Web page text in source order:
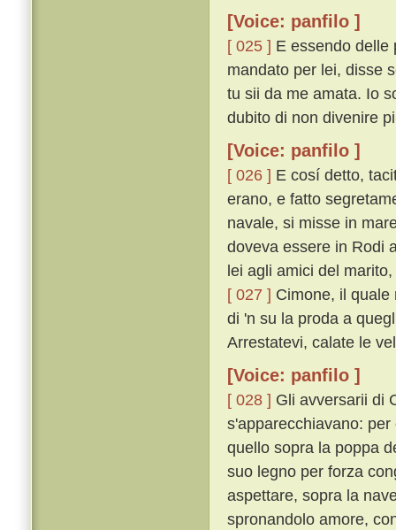
[Voice: panfilo ]
[ 025 ] E essendo delle
mandato per lei, disse
tu sii da me amata. Io
dubito di non divenire
[Voice: panfilo ]
[ 026 ] E cosí detto,
erano, e fatto
navale, si misse in
doveva essere in Rodi
lei agli amici del
[ 027 ] Cimone, il
di 'n su la proda a
Arrestatevi, calate le
[Voice: panfilo ]
[ 028 ] Gli avversarii di
s'apparecchiavano:
quello sopra la poppa
suo legno per forza
aspettare, sopra la
spronandolo amore,